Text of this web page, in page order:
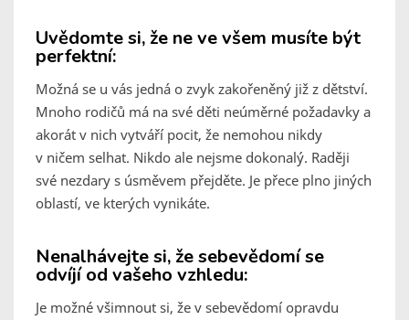
Uvědomte si, že ne ve všem musíte být
perfektní:
Možná se u vás jedná o zvyk zakořeněný již z dětství.
Mnoho rodičů má na své děti neúměrné požadavky a
akorát v nich vytváří pocit, že nemohou nikdy
v ničem selhat. Nikdo ale nejsme dokonalý. Raději
své nezdary s úsměvem přejděte. Je přece plno jiných
oblastí, ve kterých vynikáte.
Nenalhávejte si, že sebevědomí se
odvíjí od vašeho vzhledu:
Je možné všimnout si, že v sebevědomí opravdu